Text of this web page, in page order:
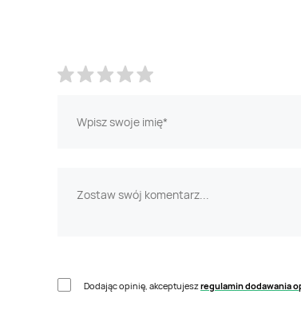
Dodając opinię, akceptujeszregulamin dodawania